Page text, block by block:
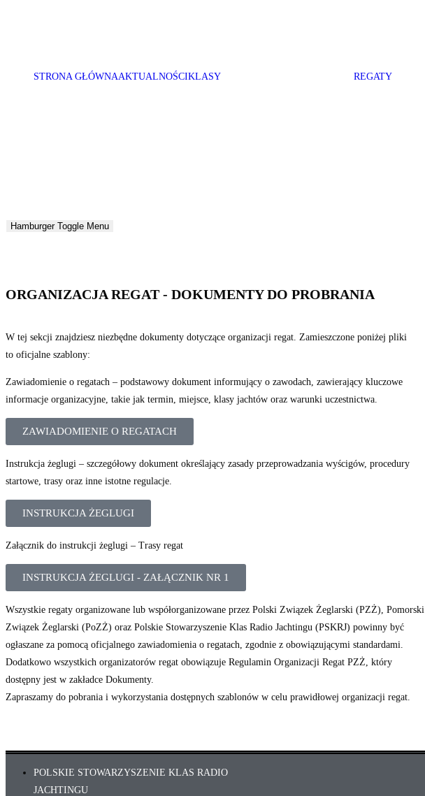
STRONA GŁÓWNAAKTUALNOŚCIKLASY REGATY
Hamburger Toggle Menu
ORGANIZACJA REGAT - DOKUMENTY DO PROBRANIA
W tej sekcji znajdziesz niezbędne dokumenty dotyczące organizacji regat. Zamieszczone poniżej pliki
to oficjalne szablony:
Zawiadomienie o regatach – podstawowy dokument informujący o zawodach, zawierający kluczowe
informacje organizacyjne, takie jak termin, miejsce, klasy jachtów oraz warunki uczestnictwa.
ZAWIADOMIENIE O REGATACH
Instrukcja żeglugi – szczegółowy dokument określający zasady przeprowadzania wyścigów, procedury
startowe, trasy oraz inne istotne regulacje.
INSTRUKCJA ŻEGLUGI
Załącznik do instrukcji żeglugi – Trasy regat
INSTRUKCJA ŻEGLUGI - ZAŁĄCZNIK NR 1
Wszystkie regaty organizowane lub współorganizowane przez Polski Związek Żeglarski (PZŻ), Pomorski
Związek Żeglarski (PoZŻ) oraz Polskie Stowarzyszenie Klas Radio Jachtingu (PSKRJ) powinny być
ogłaszane za pomocą oficjalnego zawiadomienia o regatach, zgodnie z obowiązującymi standardami.
Dodatkowo wszystkich organizatorów regat obowiązuje Regulamin Organizacji Regat PZŻ, który
dostępny jest w zakładce Dokumenty.
Zapraszamy do pobrania i wykorzystania dostępnych szablonów w celu prawidłowej organizacji regat.
POLSKIE STOWARZYSZENIE KLAS RADIO
JACHTINGU